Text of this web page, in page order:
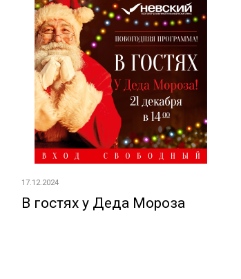
17.12.2024
В гостях у Деда Мороза